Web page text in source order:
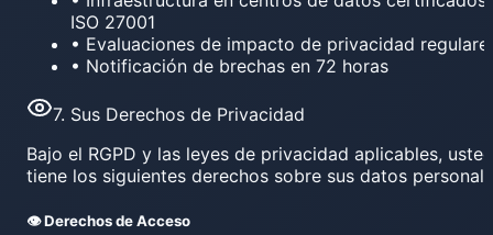
ISO 27001
• Evaluaciones de impacto de privacidad
• Notificación de brechas en 72 horas
7. Sus Derechos de Privacidad
Bajo el RGPD y las leyes de privacidad aplicables, usted
tiene los siguientes derechos sobre sus datos
👁️ Derechos de Acceso